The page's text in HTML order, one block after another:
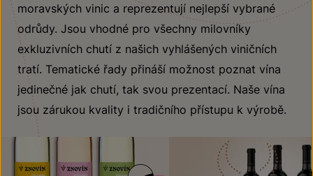
moravských vinic a reprezentují nejlepší vybrané
odrůdy. Jsou vhodné pro všechny milovníky
exkluzivních chutí z našich vyhlášených viničních
tratí. Tematické řady přináší možnost poznat vína
jedinečné jak chutí, tak svou prezentací. Naše vína
jsou zárukou kvality i tradičního přístupu k výrobě.